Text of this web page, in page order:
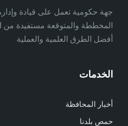
جهة حكومية تعمل على قيادة
المخططة والمتوقعة مستفيدة
أفضل الطرق العلمية والعملية
الخدمات
أخبار المحافظة
حمص بلدنا